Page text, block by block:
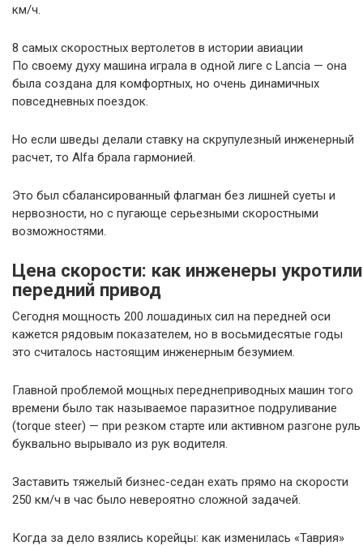
км/ч.
8 самых скоростных вертолетов в истории авиации
По своему духу машина играла в одной лиге с Lancia — она
была создана для комфортных, но очень динамичных
повседневных поездок.
Но если шведы делали ставку на скрупулезный инженерный
расчет, то Alfa брала гармонией.
Это был сбалансированный флагман без лишней суеты и
нервозности, но с пугающе серьезными скоростными
возможностями.
Цена скорости: как инженеры укротили
передний привод
Сегодня мощность 200 лошадиных сил на передней оси
кажется рядовым показателем, но в восьмидесятые годы
это считалось настоящим инженерным безумием.
Главной проблемой мощных переднеприводных машин того
времени было так называемое паразитное подруливание
(torque steer) — при резком старте или активном разгоне руль
буквально вырывало из рук водителя.
Заставить тяжелый бизнес-седан ехать прямо на скорости
250 км/ч в час было невероятно сложной задачей.
Когда за дело взялись корейцы: как изменилась «Таврия»